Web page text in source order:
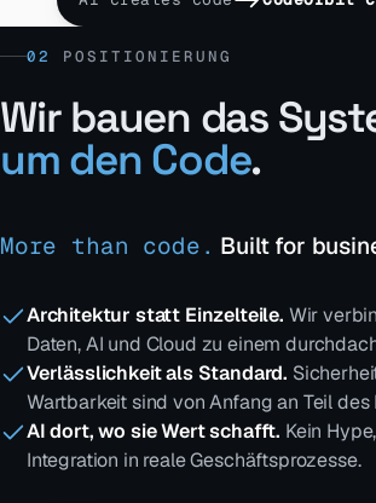
02 POSITIONIERUNG
Wir bauen das
um den Code.
More than code. Built for
Architektur statt Einzelteile. Wir
Daten, AI und Cloud zu einem
Verlässlichkeit als Standard.
Wartbarkeit sind von Anfang an Teil des
AI dort, wo sie Wert schafft. Kein
Integration in reale Geschäftsprozesse.